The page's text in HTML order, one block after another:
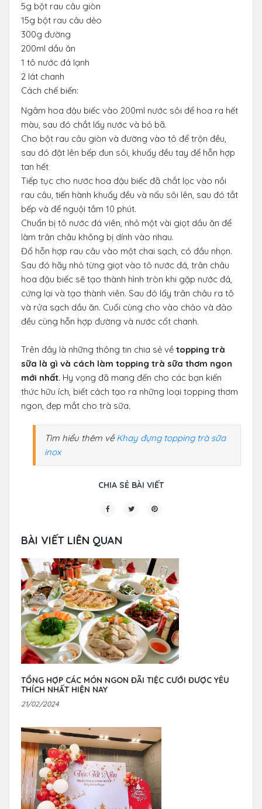
5g bột rau câu giòn
15g bột rau câu dẻo
300g đường
200ml dầu ăn
1 tô nước đá lạnh
2 lát chanh
Cách chế biến:
Ngâm hoa đậu biếc vào 200ml nước sôi để hoa ra hết
màu, sau đó chắt lấy nước và bỏ bã.
Cho bột rau câu giòn và đường vào tô để trộn đều,
sau đó đặt lên bếp đun sôi, khuấy đều tay để hỗn hợp
tan hết
Tiếp tục cho nước hoa đậu biếc đã chắt lọc vào nồi
rau câu, tiến hành khuấy đều và nấu sôi lên, sau đó tắt
bếp và để nguội tầm 10 phút.
Chuẩn bị tô nước đá viên, nhỏ một vài giọt dầu ăn để
làm trân châu không bị dính vào nhau.
Đổ hỗn hợp rau câu vào một chai sạch, có đầu nhọn.
Sau đó hãy nhỏ từng giọt vào tô nước đá, trân châu
hoa đậu biếc sẽ tạo thành hình tròn khi gặp nước đá,
cứng lại và tạo thành viên. Sau đó lấy trân châu ra tô
và rửa sạch dầu ăn. Cuối cùng cho vào chảo và đảo
đều cùng hỗn hợp đường và nước cốt chanh.
Trên đây là những thông tin chia sẻ về topping trà
sữa là gì và cách làm topping trà sữa thơm ngon
mới nhất. Hy vọng đã mang đến cho các bạn kiến
thức hữu ích, biết cách tạo ra những loại topping thơm
ngon, đẹp mắt cho trà sữa.
Tìm hiểu thêm về Khay đựng topping trà sữa
inox
CHIA SẺ BÀI VIẾT
BÀI VIẾT LIÊN QUAN
TỔNG HỢP CÁC MÓN NGON ĐÃI TIỆC CƯỚI ĐƯỢC YÊU
THÍCH NHẤT HIỆN NAY
21/02/2024